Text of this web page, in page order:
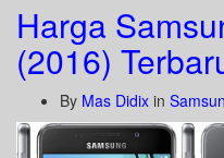
Harga
(2016)
By Mas Didix in